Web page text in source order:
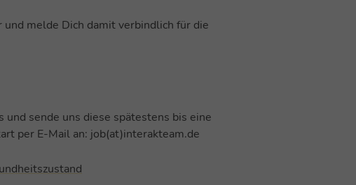
melde Dich damit verbindlich für die
sende uns diese spätestens bis eine
per E-Mail an: job(at)interakteam.de